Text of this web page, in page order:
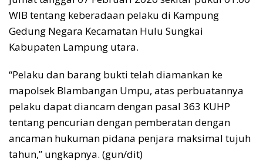
WIB tentang keberadaan pelaku di Kampung
Gedung Negara Kecamatan Hulu Sungkai
Kabupaten Lampung utara.
“Pelaku dan barang bukti telah diamankan ke
mapolsek Blambangan Umpu, atas perbuatannya
pelaku dapat diancam dengan pasal 363 KUHP
tentang pencurian dengan pemberatan dengan
ancaman hukuman pidana penjara maksimal tujuh
tahun,” ungkapnya. (gun/dit)